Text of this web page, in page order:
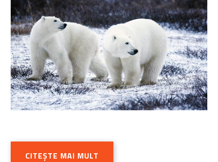
CITEȘTE MAI MULT